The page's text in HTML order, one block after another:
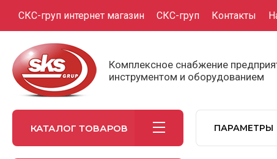
СКС-груп интернет магазин СКС-груп Контакты
Комплексное снабжение
инструментом и оборудованием
КАТАЛОГ ТОВАРОВ ПАРАМЕТРЫ